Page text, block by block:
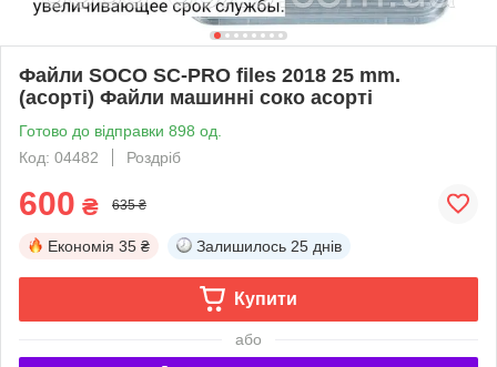
Файли SOCO SC-PRO files 2018 25 mm.
(асорті) Файли машинні соко асорті
Готово до відправки 898 од.
Код: 04482
Роздріб
600 ₴ 635 ₴
Економія 35 ₴ Залишилось 25 днів
Купити
або